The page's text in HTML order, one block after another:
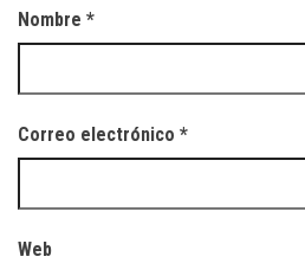
Nombre *
Correo electrónico *
Web